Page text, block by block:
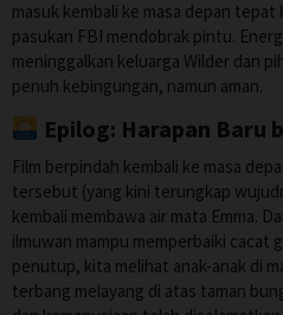
masuk kembali ke masa depan
pasukan FBI mendobrak pintu.
meninggalkan keluarga Wilder dan
penuh kebingungan, namun aman.
Epilog: Harapan Baru
Film berpindah kembali ke masa
tersebut (yang kini terungkap
kembali membawa air mata Emma.
ilmuwan mampu memperbaiki cacat
penutup, kita melihat anak-anak di
terbang melayang di atas taman